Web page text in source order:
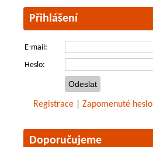
Přihlášení
E-mail:
Heslo:
Registrace Zapomenuté heslo
Doporučujeme